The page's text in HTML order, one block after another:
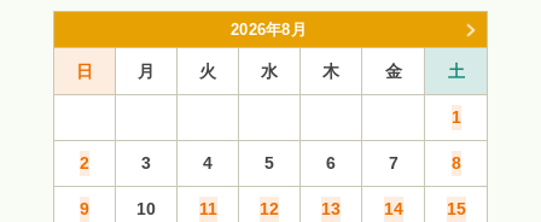
2026年8月
日 月 火 水 木 金 土
1
2 3 4 5 6 7 8
9 10 11 12 13 14 15